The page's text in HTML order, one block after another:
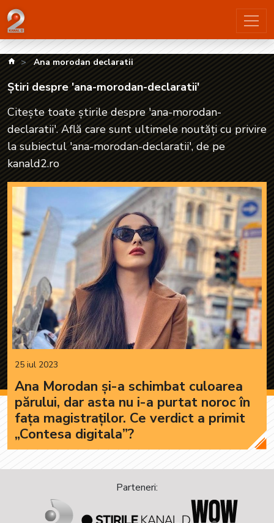
Știri despre 'ana-morodan-declaratii'| kanald2.ro
kanald.ro
Ana morodan declaratii
Știri despre 'ana-morodan-declaratii'
Citește toate știrile despre 'ana-morodan-
declaratii'. Află care sunt ultimele noutăți cu privire
la subiectul 'ana-morodan-declaratii', de pe
kanald2.ro
25 iul 2023
Ana Morodan și-a schimbat culoarea
părului, dar asta nu i-a purtat noroc în
fața magistraților. Ce verdict a primit
„Contesa digitala”?
Parteneri: